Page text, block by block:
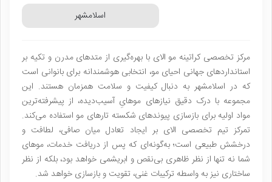
اسلامشهر
مرکز تخصصی کراتینه مو الای با بهره‌گیری از متدهای مدرن و تکیه بر
استانداردهای جهانی احیای مو، انتخابی هوشمندانه برای بانوانی است
که در اسلامشهر به دنبال کیفیت و سلامت همزمان هستند. این
مجموعه با درک دقیق نیازهای موهایِ آسیب‌دیده، از پیشرفته‌ترین
مواد اولیه برای بازسازی پیوندهای شکسته تارهای مو استفاده می‌کند.
تمرکز تیم تخصصی الای بر ایجاد تعادل میان صافی، لطافت و
درخشش طبیعی است؛ به‌گونه‌ای که پس از دریافت خدمات، موهای
شما نه تنها از نظر ظاهری بی‌نقص و ابریشمی خواهد بود، بلکه از نظر
ساختاری نیز به واسطه ترکیبات غنی، تقویت و بازسازی خواهد شد.